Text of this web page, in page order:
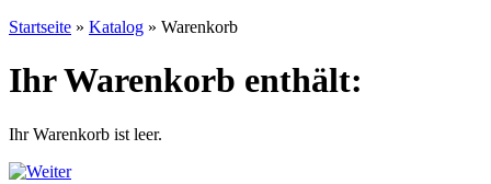
Startseite » Katalog » Warenkorb
Ihr Warenkorb enthält:
Ihr Warenkorb ist leer.